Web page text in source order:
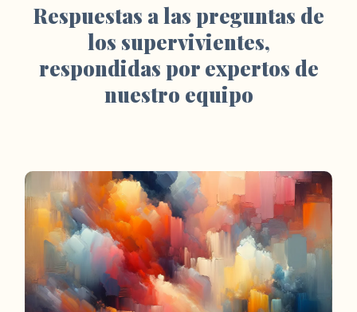
Respuestas a las preguntas de
los supervivientes,
respondidas por expertos de
nuestro equipo